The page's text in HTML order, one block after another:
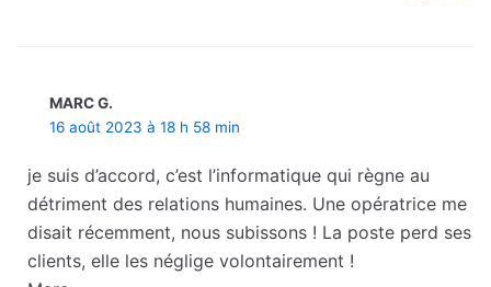
MARC G.
16 août 2023 à 18 h 58 min
je suis d’accord, c’est l’informatique qui règne au
détriment des relations humaines. Une opératrice me
disait récemment, nous subissons ! La poste perd ses
clients, elle les néglige volontairement !